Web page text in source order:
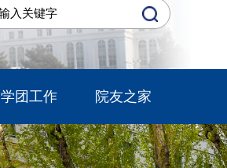
学团工作 院友之家